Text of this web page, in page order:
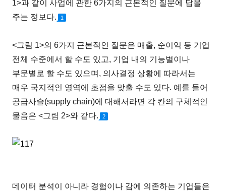
1>과 같이 사업에 관한 6가지의 근본적인 질문에 답을
주는 정보다.
1
<그림 1>의 6가지 근본적인 질문은 매출, 순이익 등 기업
전체 수준에서 할 수도 있고, 기업 내의 기능별이나
부문별로 할 수도 있으며, 의사결정 상황에 따라서는
매우 국지적인 영역에 초점을 맞출 수도 있다. 예를 들어
공급사슬(supply chain)에 대해서라면 각 칸의 구체적인
물음은 <그림 2>와 같다.
2
데이터 분석이 아니라 경험이나 감에 의존하는 기업들은